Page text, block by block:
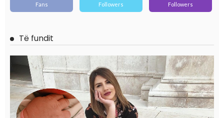
Fans Followers Followers
Të fundit